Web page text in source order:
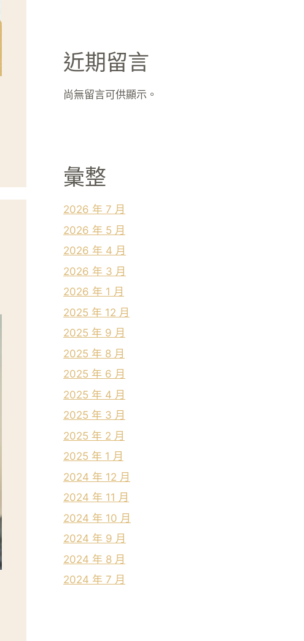
近期留言
尚無留言可供顯示。
彙整
2026 年 7 月
2026 年 5 月
2026 年 4 月
2026 年 3 月
2026 年 1 月
2025 年 12 月
2025 年 9 月
2025 年 8 月
2025 年 6 月
2025 年 4 月
2025 年 3 月
2025 年 2 月
2025 年 1 月
2024 年 12 月
2024 年 11 月
2024 年 10 月
2024 年 9 月
2024 年 8 月
2024 年 7 月